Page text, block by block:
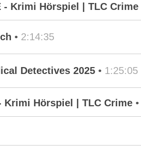
- Krimi Hörspiel | TLC Crime
• 2:14:35
Detectives 2025 • 1:25:05
Krimi Hörspiel | TLC Crime •